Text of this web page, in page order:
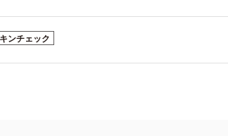
ンチェック